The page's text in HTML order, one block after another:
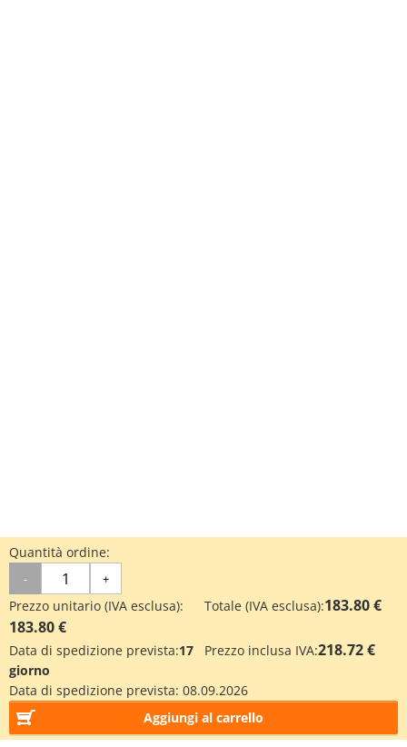
Quantità ordine:
- +
Prezzo unitario (IVA esclusa):
183.80 €
Totale (IVA esclusa):183.80 €
Data di spedizione prevista:17
giorno
Prezzo inclusa IVA:218.72 €
Data di spedizione prevista: 08.09.2026
Aggiungi al carrello